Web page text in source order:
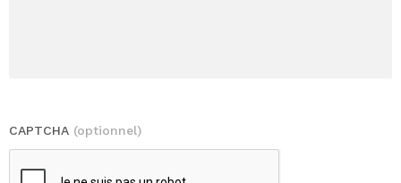
CAPTCHA (optionnel)